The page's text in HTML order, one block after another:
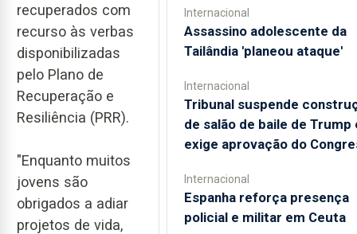
recuperados com
recurso às verbas
disponibilizadas
pelo Plano de
Recuperação e
Resiliência (PRR).
"Enquanto muitos
jovens são
obrigados a adiar
projetos de vida,
Internacional
Assassino adolescente da
Tailândia 'planeou ataque'
Internacional
Tribunal suspende
de salão de baile de Trump
exige aprovação do
Internacional
Espanha reforça presença
policial e militar em Ceuta